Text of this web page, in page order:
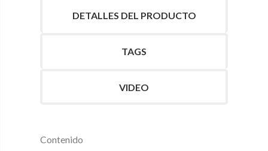
DETALLES DEL PRODUCTO
TAGS
VIDEO
Contenido